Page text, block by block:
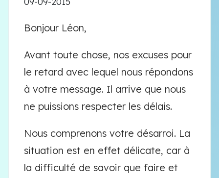
Bonjour Léon,
Avant toute chose, nos excuses pour
le retard avec lequel nous répondons
à votre message. Il arrive que nous
ne puissions respecter les délais.
Nous comprenons votre désarroi. La
situation est en effet délicate, car à
la difficulté de savoir que faire et